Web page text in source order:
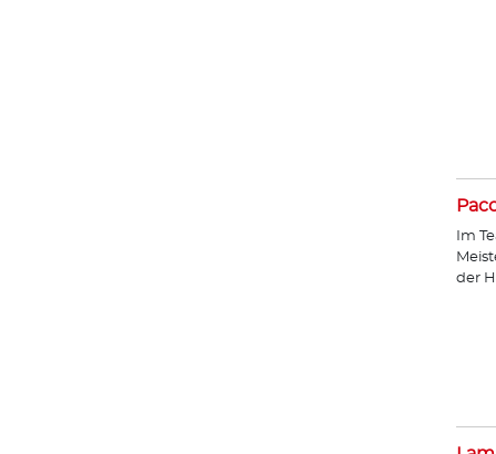
Im
der